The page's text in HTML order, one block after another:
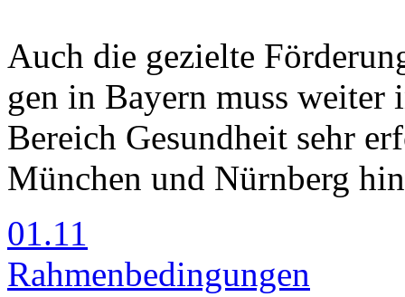
Auch die ge­ziel­te
gen in Bay­ern muss
Be­reich Ge­sund­heit sehr
Mün­chen und Nürn­berg
01.11
Rah­men­be­din­gun­gen